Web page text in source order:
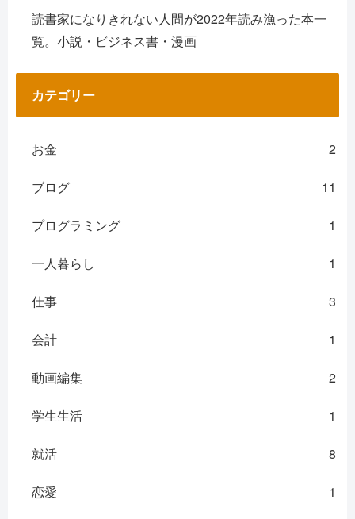
読書家になりきれない人間が2022年読み漁った本一
覧。小説・ビジネス書・漫画
カテゴリー
お金 2
ブログ 11
プログラミング 1
一人暮らし 1
仕事 3
会計 1
動画編集 2
学生生活 1
就活 8
恋愛 1